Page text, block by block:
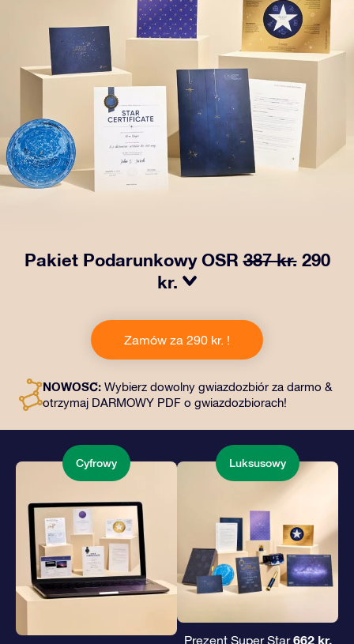
Pakiet Podarunkowy OSR387 kr. 290
kr.
naszemu OSR Gift Pack! Ten zestaw obejmuje piękną
kopertę i spersonalizowane dokumenty wysłane na
wybrany adres, a także dokumenty cyfrowe i bezpłatny
podarowanie wiecznego prezentu przyjaciołom i
bliskim.
Zamów za 290 kr. !
NOWOŚĆ: Wybierz dowolny gwiazdozbiór za darmo &
otrzymaj DARMOWY PDF o gwiazdozbiorach!
Cyfrowy Luksusowy
Prezent Super Star662 kr.